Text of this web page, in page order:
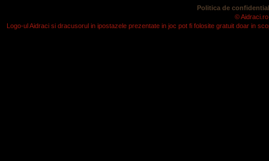
Politica de
©
Logo-ul Aidraci si dracusorul in ipostazele prezentate in joc pot fi folosite gratuit doar in